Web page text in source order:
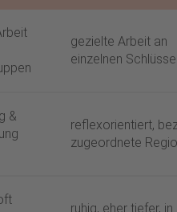
gezielte Arbeit an
einzelnen
&
reflexorientiert,
zugeordnete
ruhig, eher tiefer, in